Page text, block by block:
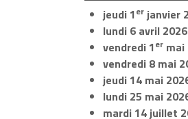
jeudi 1erjanvier
lundi 6 avril 2026
vendredi 1ermai
vendredi 8 mai
jeudi 14 mai
lundi 25 mai
mardi 14 juillet